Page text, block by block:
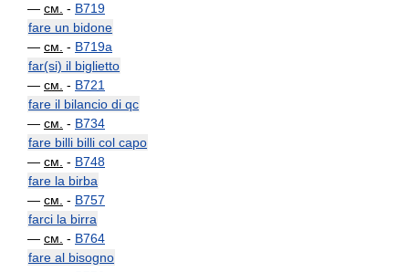
— см. - B719
fare un bidone
— см. - B719a
far(si) il biglietto
— см. - B721
fare il bilancio di qc
— см. - B734
fare billi billi col capo
— см. - B748
fare la birba
— см. - B757
farci la birra
— см. - B764
fare al bisogno